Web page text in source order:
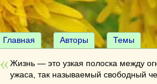
Главная Авторы Темы
Жизнь — это узкая полоска между
ужаса, так называемый свободный